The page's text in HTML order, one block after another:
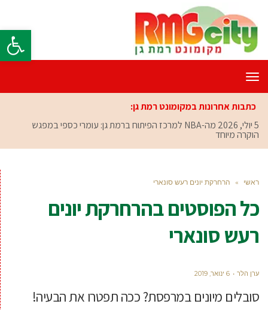
פתח
תפריט
כתבות אחרונות במקומונט רמת גן:
5 יולי, 2026
מה-NBA למרכז הפיתוח ברמת גן: עומרי כספי במפגש
הוקרה מיוחד
ראשי » הרחרקת יונים רעש סונארי
כל הפוסטים בהרחרקת יונים
רעש סונארי
ערן הלר 6 ינואר, 2019
סובלים מיונים במרפסת? ככה תפטרו את הבעיה!